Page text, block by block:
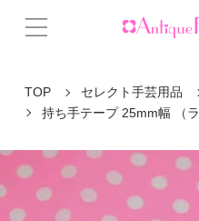
TOP セレクト手芸用品
持ち手テープ 25mm幅 （ラ